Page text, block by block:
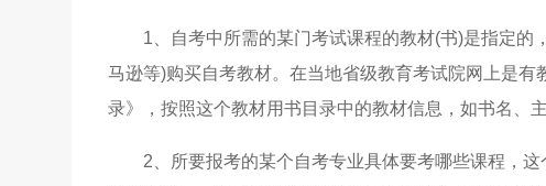
1、自考中所需的某门考试课程的教材(书)是指定的
马逊等)购买自考教材。在当地省级教育考试院网上是
录》，按照这个教材用书目录中的教材信息，如书名、
2、所要报考的某个自考专业具体要考哪些课程，